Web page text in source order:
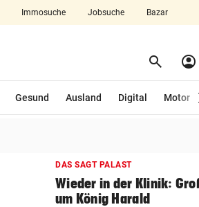
Immosuche Jobsuche Bazar
search Suchen
account_circle
Gesund Ausland Digital Motor
DAS SAGT PALAST
Wieder in der Klinik:
um König Harald